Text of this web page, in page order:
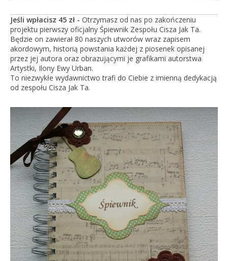
Jeśli wpłacisz 45 zł - Otrzymasz od nas po zakończeniu
projektu pierwszy oficjalny Śpiewnik Zespołu Cisza Jak Ta.
Będzie on zawierał 80 naszych utworów wraz zapisem
akordowym, historią powstania każdej z piosenek opisanej
przez jej autora oraz obrazującymi je grafikami autorstwa
Artystki, Ilony Ewy Urban.
To niezwykłe wydawnictwo trafi do Ciebie z imienną dedykacją
od zespołu Cisza Jak Ta.